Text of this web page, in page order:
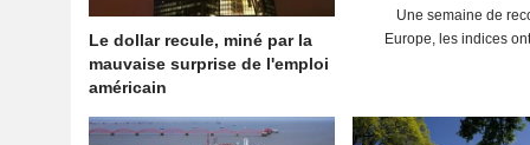
Le dollar recule, miné par la
mauvaise surprise de l'emploi
américain
Une semaine de
Europe, les indices